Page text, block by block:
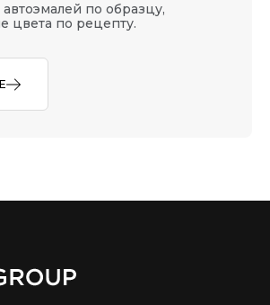
по образцу,
цвета по рецепту.